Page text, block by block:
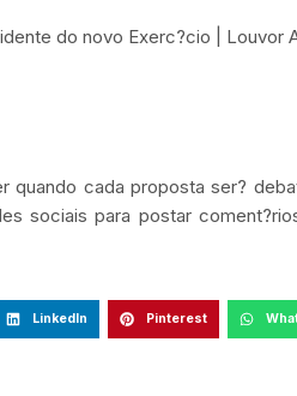
do novo Exerc?cio | Louvor
quando cada proposta ser?
sociais para postar
LinkedIn Pinterest